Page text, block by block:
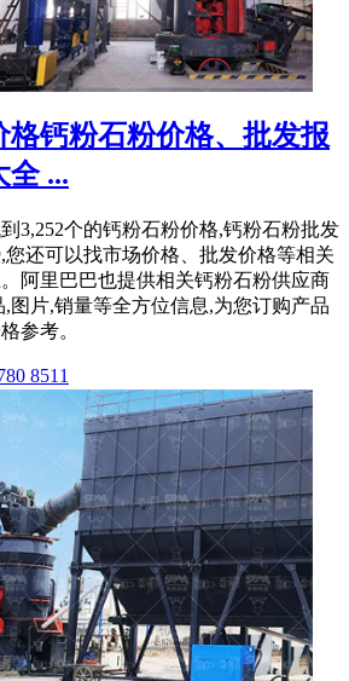
格钙粉石粉价格、批发报
全 ...
3,252个的钙粉石粉价格,钙粉石粉批发
还可以找市场价格、批发价格等相关
阿里巴巴也提供相关钙粉石粉供应商
,图片,销量等全方位信息,为您订购产品
参考。
8511